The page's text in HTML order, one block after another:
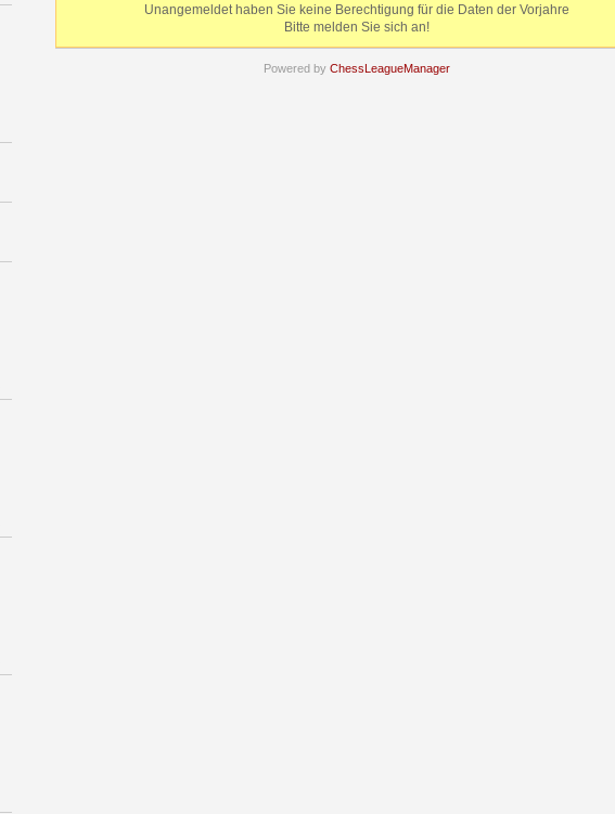
Unangemeldet haben Sie keine Berechtigung für die Daten der Vorjahre
Bitte melden Sie sich an!
Powered by ChessLeagueManager